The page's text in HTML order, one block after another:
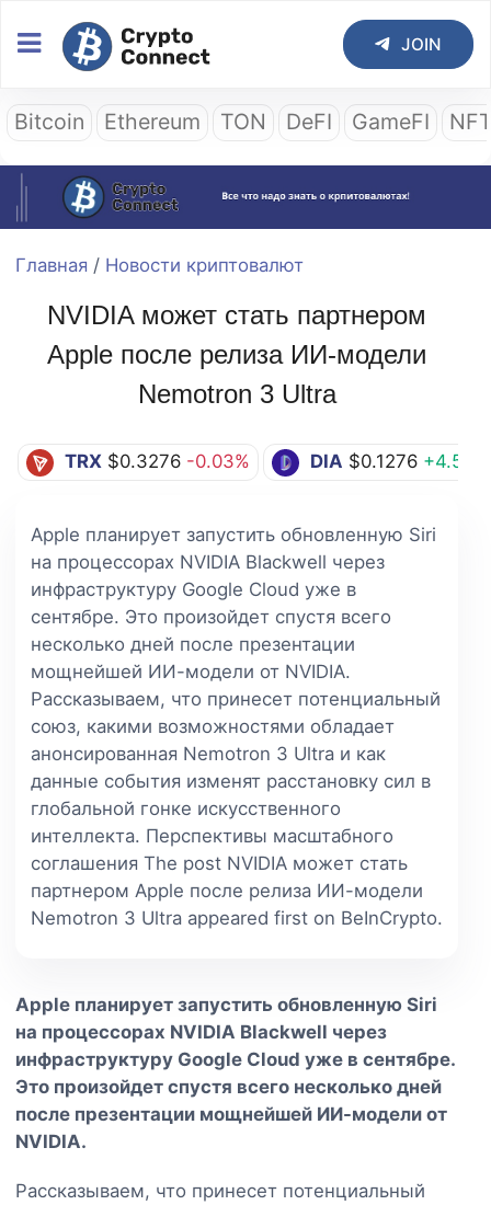
JOIN
Bitcoin Ethereum TON DeFI GameFI
Главная / Новости криптовалют
NVIDIA может стать партнером
Apple после релиза ИИ-модели
Nemotron 3 Ultra
TRX $0.3276 -0.03% DIA $0.1276 +4.51%
Apple планирует запустить обновленную Siri
на процессорах NVIDIA Blackwell через
инфраструктуру Google Cloud уже в
сентябре. Это произойдет спустя всего
несколько дней после презентации
мощнейшей ИИ-модели от NVIDIA.
Рассказываем, что принесет потенциальный
союз, какими возможностями обладает
анонсированная Nemotron 3 Ultra и как
данные события изменят расстановку сил в
глобальной гонке искусственного
интеллекта. Перспективы масштабного
соглашения The post NVIDIA может стать
партнером Apple после релиза ИИ-модели
Nemotron 3 Ultra appeared first on BeInCrypto.
Apple планирует запустить обновленную Siri
на процессорах NVIDIA Blackwell через
инфраструктуру Google Cloud уже в сентябре.
Это произойдет спустя всего несколько дней
после презентации мощнейшей ИИ-модели от
NVIDIA.
Рассказываем, что принесет потенциальный